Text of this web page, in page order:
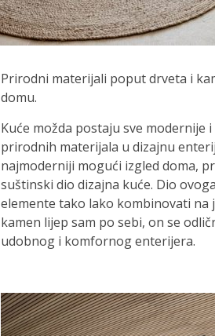
Prirodni materijali poput drveta i
domu.
Kuće možda postaju sve
prirodnih materijala u dizajnu
najmoderniji mogući izgled doma,
suštinski dio dizajna kuće. Dio
elemente tako lako kombinovati na
kamen lijep sam po sebi, on se
udobnog i komfornog enterijera.